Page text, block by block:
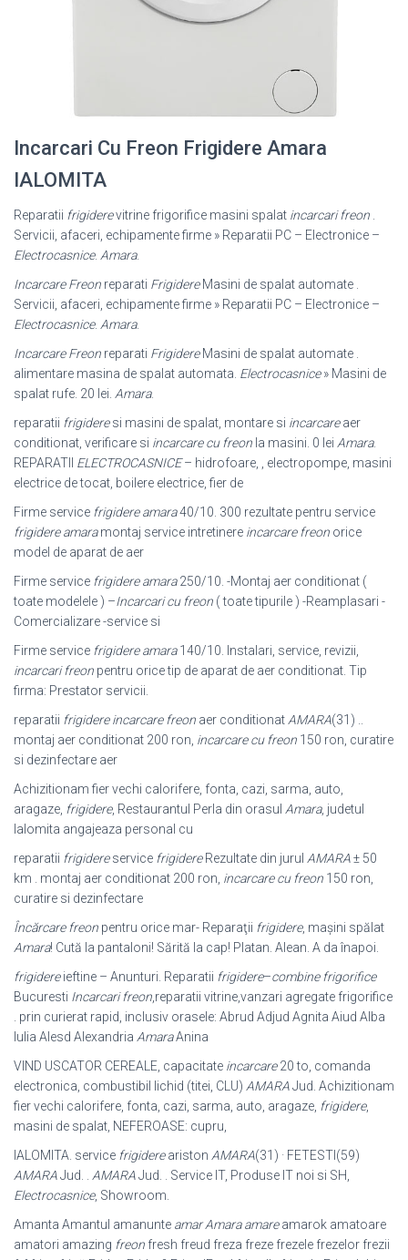
Incarcari Cu Freon Frigidere Amara
IALOMITA
Reparatii frigiderevitrine frigorifice masini spalat incarcari freon
Servicii, afaceri, echipamente firme » Reparatii PC – Electronice –
Electrocasnice. Amara.
Incarcare Freon reparati FrigidereMasini de spalat automate .
Servicii, afaceri, echipamente firme » Reparatii PC – Electronice –
Electrocasnice. Amara.
Incarcare Freon reparati FrigidereMasini de spalat automate .
alimentare masina de spalat automata. Electrocasnice» Masini de
spalat rufe. 20 lei. Amara.
reparatii frigideresi masini de spalat, montare si incarcareaer
conditionat, verificare si incarcare cu freon la masini. 0 lei Amara.
REPARATII ELECTROCASNICE– hidrofoare, , electropompe, masini
electrice de tocat, boilere electrice, fier de
Firme service frigidere amara40/10. 300 rezultate pentru service
frigidere amaramontaj service intretinere incarcare freon orice
model de aparat de aer
Firme service frigidere amara250/10. -Montaj aer conditionat (
toate modelele ) –Incarcari cu freon ( toate tipurile ) -Reamplasari -
Comercializare -service si
Firme service frigidere amara140/10. Instalari, service, revizii,
incarcari freon pentru orice tip de aparat de aer conditionat. Tip
firma: Prestator servicii.
reparatii frigidere incarcare freon aer conditionat AMARA(31) ..
montaj aer conditionat 200 ron, incarcare cu freon 150 ron, curatire
si dezinfectare aer
Achizitionam fier vechi calorifere, fonta, cazi, sarma, auto,
aragaze, frigidere, Restaurantul Perla din orasul Amara, judetul
Ialomita angajeaza personal cu
reparatii frigidereservice frigidereRezultate din jurul AMARA± 50
km . montaj aer conditionat 200 ron, incarcare cu freon 150 ron,
curatire si dezinfectare
Încărcare freon pentru orice mar- Reparaţii frigidere, maşini spălat
Amara! Cută la pantaloni! Sărită la cap! Platan. Alean. A da înapoi.
frigidereieftine – Anunturi. Reparatii frigidere–combine frigorifice
Bucuresti Incarcari freon ,reparatii vitrine,vanzari agregate frigorifice
. prin curierat rapid, inclusiv orasele: Abrud Adjud Agnita Aiud Alba
Iulia Alesd Alexandria AmaraAnina
VIND USCATOR CEREALE, capacitate incarcare20 to, comanda
electronica, combustibil lichid (titei, CLU) AMARAJud. Achizitionam
fier vechi calorifere, fonta, cazi, sarma, auto, aragaze, frigidere,
masini de spalat, NEFEROASE: cupru
IALOMITA. service frigidereariston AMARA(31) · FETESTI(59)
AMARAJud. . AMARAJud. . Service IT, Produse IT noi si SH,
Electrocasnice, Showroom.
Amanta Amantul amanunte amar Amara amareamarok amatoare
amatori amazing freon fresh freud freza freze frezele frezelor frezii